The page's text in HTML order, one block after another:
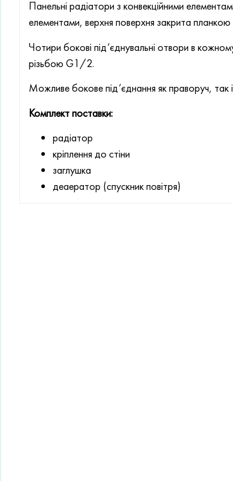
Панельні радіатори з конвекційними
елементами, верхня поверхня закрита планкою
Чотири бокові під’єднувальні отвори в
різьбою G1/2.
Можливе бокове під’єднання як праворуч, так і
Комплект поставки:
радіатор
кріплення до стіни
заглушка
деаератор (спускник повітря)